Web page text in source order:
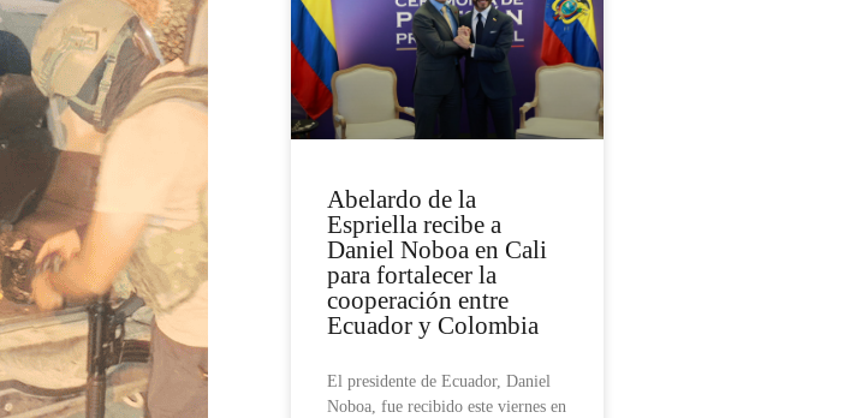
Abelardo de la
Espriella recibe a
Daniel Noboa en Cali
para fortalecer la
cooperación entre
Ecuador y Colombia
El presidente de Ecuador, Daniel
Noboa, fue recibido este viernes en